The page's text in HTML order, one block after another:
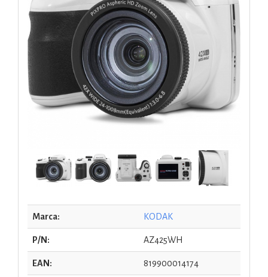
Marca: KODAK
P/N: AZ425WH
EAN: 819900014174